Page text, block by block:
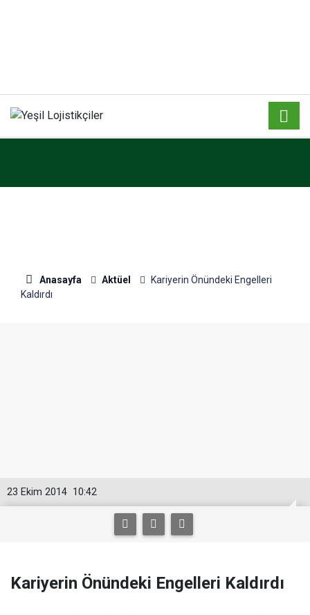
Anasayfa Aktüel
Kariyerin Önündeki Engelleri
Kaldırdı
10:42
23 Ekim 2014
Kariyerin Önündeki Engelleri Kaldırdı